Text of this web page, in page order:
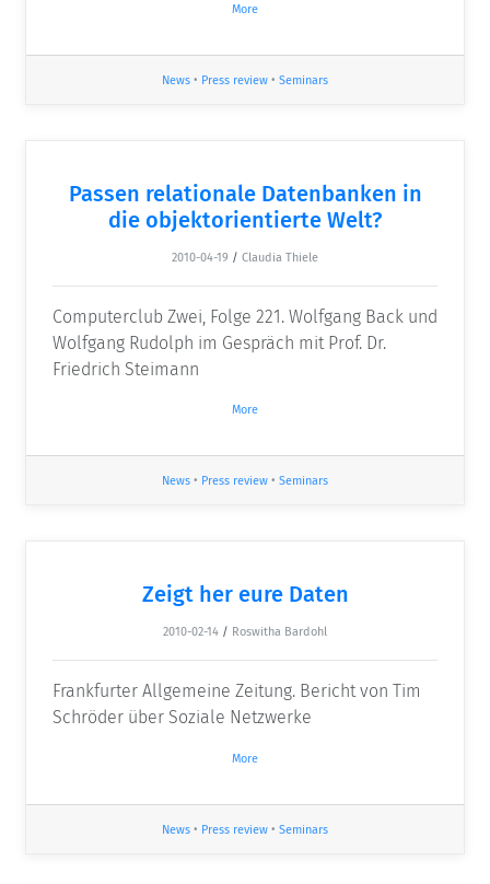
More
News • Press review • Seminars
Passen relationale Datenbanken in
die objektorientierte Welt?
2010-04-19 / Claudia Thiele
Computerclub Zwei, Folge 221. Wolfgang Back und
Wolfgang Rudolph im Gespräch mit Prof. Dr.
Friedrich Steimann
More
News • Press review • Seminars
Zeigt her eure Daten
2010-02-14 / Roswitha Bardohl
Frankfurter Allgemeine Zeitung. Bericht von Tim
Schröder über Soziale Netzwerke
More
News • Press review • Seminars